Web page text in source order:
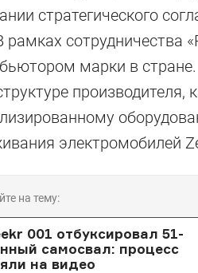
стратегического
рамках
марки в
производителя,
электромобилей
на тему:
001 отбуксировал 51-
самосвал: процесс
на видео